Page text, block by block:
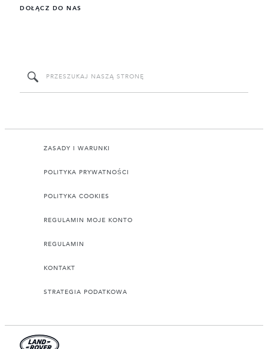
DOŁĄCZ DO NAS
ZASADY I WARUNKI
POLITYKA PRYWATNOŚCI
POLITYKA COOKIES
REGULAMIN MOJE KONTO
REGULAMIN
KONTAKT
STRATEGIA PODATKOWA